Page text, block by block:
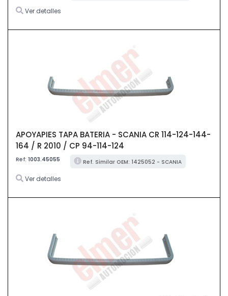
Ver detalles
APOYAPIES TAPA BATERIA - SCANIA CR 114-124-144-
164 / R 2010 / CP 94-114-124
Ref: 1003.45055 Ref. Similar OEM: 1425052 - SCANIA
Ver detalles